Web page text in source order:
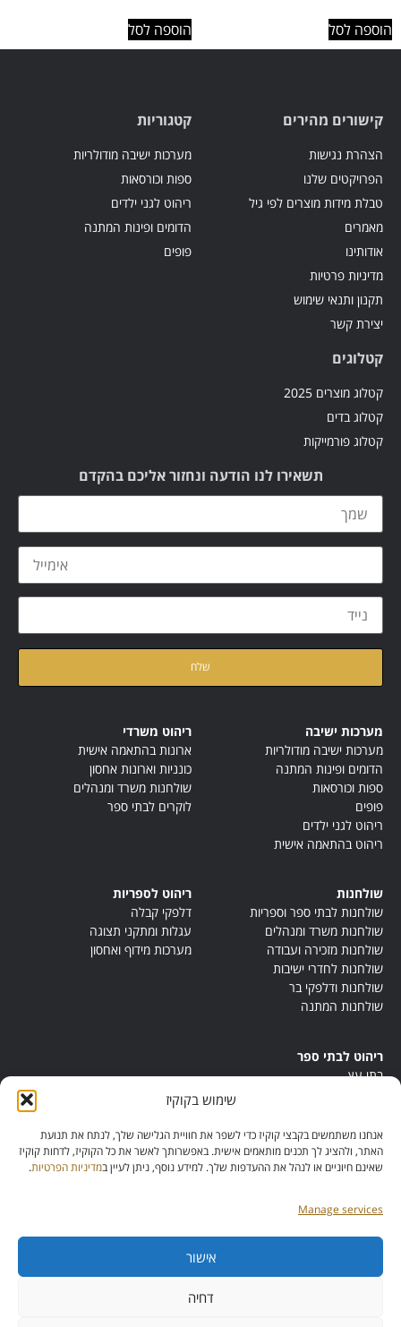
שימוש בקוקיז
אנחנו משתמשים בקבצי קוקיז כדי לשפר את חוויית הגלישה שלך, לנתח את תנועת
האתר, ולהציג לך תכנים מותאמים אישית. באפשרותך לאשר את כל הקוקיז, לדחות קוקיז
שאינם חיוניים או לנהל את ההעדפות שלך. למידע נוסף, ניתן לעיין במדיניות הפרטיות.
Manage services
אישור
דחיה
הוספה לסל הוספה לסל
קישורים מהירים
הצהרת נגישות
הפרויקטים שלנו
טבלת מידות מוצרים לפי גיל
מאמרים
אודותינו
מדיניות פרטיות
תקנון ותנאי שימוש
יצירת קשר
קטגוריות
מערכות ישיבה מודולריות
ספות וכורסאות
ריהוט לגני ילדים
הדומים ופינות המתנה
פופים
קטלוגים
קטלוג מוצרים 2025
קטלוג בדים
קטלוג פורמייקות
תשאירו לנו הודעה ונחזור אליכם בהקדם
מדיניות הפרטיות
מערכות ישיבה
מערכות ישיבה מודולריות
הדומים ופינות המתנה
ספות וכורסאות
פופים
ריהוט לגני ילדים
ריהוט בהתאמה אישית
ריהוט משרדי
ארונות בהתאמה אישית
כונניות וארונות אחסון
שולחנות משרד ומנהלים
לוקרים לבתי ספר
שולחנות
שולחנות לבתי ספר וספריות
שולחנות משרד ומנהלים
שולחנות מזכירה ועבודה
שולחנות לחדרי ישיבות
שולחנות ודלפקי בר
שולחנות המתנה
ריהוט לספריות
דלפקי קבלה
עגלות ומתקני תצוגה
מערכות מידוף ואחסון
ריהוט לבתי ספר
בתי עץ
ריהוט מונטסורי
ריהוט אנתרופוסופי
מס’ ספק: